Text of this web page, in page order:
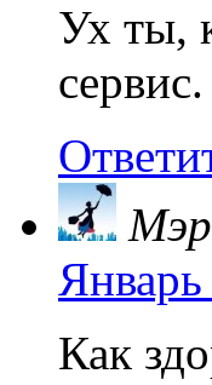
Ух ты,
Как